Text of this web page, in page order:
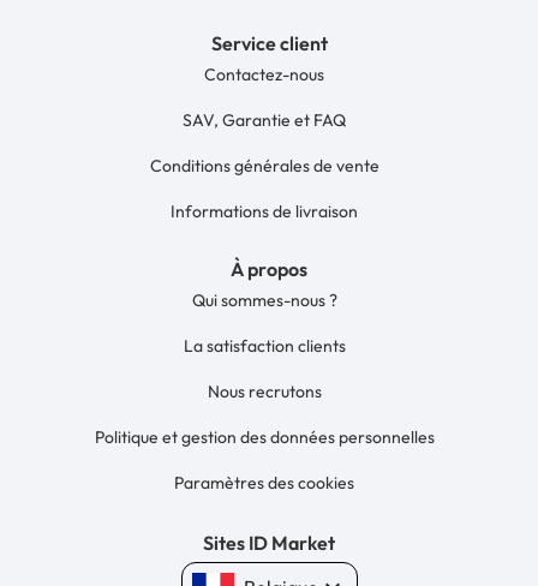
Service client
Contactez-nous
SAV, Garantie et FAQ
Conditions générales de vente
Informations de livraison
À propos
Qui sommes-nous ?
La satisfaction clients
Nous recrutons
Politique et gestion des données personnelles
Paramètres des cookies
Sites ID Market